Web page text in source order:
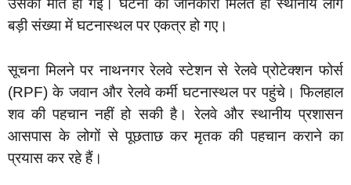
उसकी मौत हो गई। घटना की जानकारी मिलते ही स्थानीय लोग
बड़ी संख्या में घटनास्थल पर एकत्र हो गए।
सूचना मिलने पर नाथनगर रेलवे स्टेशन से रेलवे प्रोटेक्शन फोर्स
(RPF) के जवान और रेलवे कर्मी घटनास्थल पर पहुंचे। फिलहाल
शव की पहचान नहीं हो सकी है। रेलवे और स्थानीय प्रशासन
आसपास के लोगों से पूछताछ कर मृतक की पहचान कराने का
प्रयास कर रहे हैं।